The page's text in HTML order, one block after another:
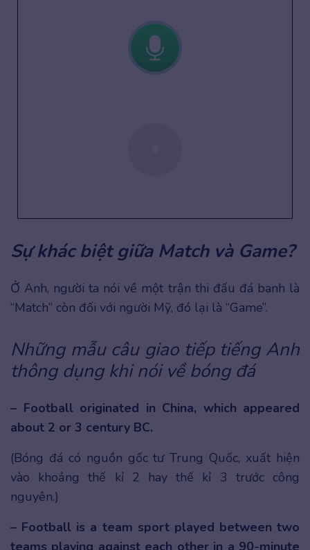
Sự khác biệt giữa Match và Game?
Ở Anh, người ta nói về một trận thi đấu đá banh là
“Match” còn đối với người Mỹ, đó lại là “Game”.
Những mẫu câu giao tiếp tiếng Anh
thông dụng khi nói về bóng đá
– Football originated in China, which appeared
about 2 or 3 century BC.
(Bóng đá có nguồn gốc tư Trung Quốc, xuất hiện
vào khoảng thế kỉ 2 hay thế kỉ 3 trước công
nguyên.)
– Football is a team sport played between two